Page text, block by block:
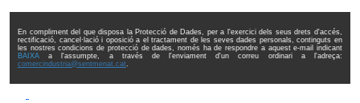
En compliment del que disposa la Protecció de Dades, per a l'exercici dels seus drets d'accés,
rectificació, cancel·lació i oposició a el tractament de les seves dades personals, continguts en
les nostres condicions de protecció de dades, només ha de respondre a aquest e-mail indicant
BAIXAa l'assumpte, a través de l'enviament d'un correu ordinari a l'adreça:
comercindustria@sentmenat.cat.